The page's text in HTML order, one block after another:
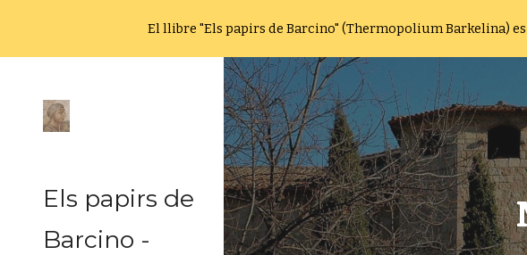
Skip to main content
El llibre "Els papirs de Barcino" (Thermopolium Barkelina)
Els papirs de
Barcino -